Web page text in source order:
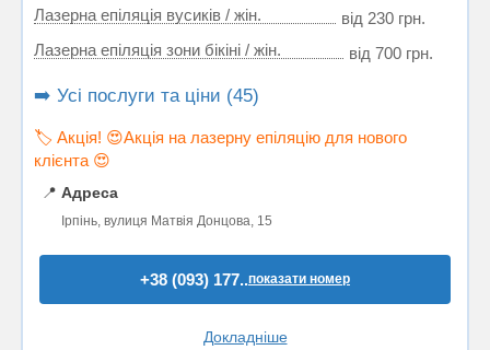
Лазерна епіляція вусиків / жін.
від 230 грн.
Лазерна епіляція зони бікіні / жін.
від 700 грн.
➡️ Усі послуги та ціни (45)
🏷️ Акція! 😍Акція на лазерну епіляцію для нового
клієнта 😍
📍 Адреса
Ірпінь, вулиця Матвія Донцова, 15
+38 (093) 177..показати номер
Докладніше